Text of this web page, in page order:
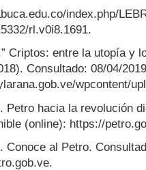
index.php/
rl.v0i8.1691.
Criptos: entre la utopía y
Consultado: 08/04/
wpcontent/
Petro hacia la revolución
(online): https://
Conoce al Petro.